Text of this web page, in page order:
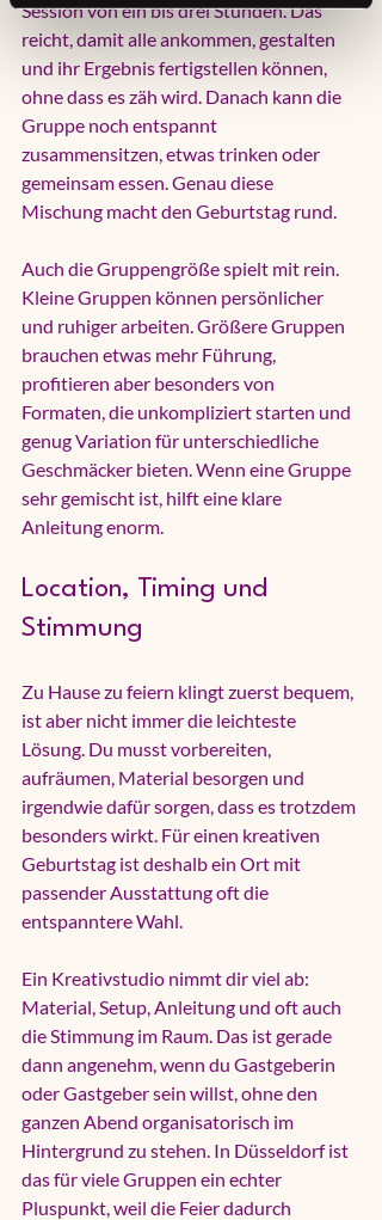
Session von ein bis drei Stunden. Das
reicht, damit alle ankommen, gestalten
und ihr Ergebnis fertigstellen können,
ohne dass es zäh wird. Danach kann die
Gruppe noch entspannt
zusammensitzen, etwas trinken oder
gemeinsam essen. Genau diese
Mischung macht den Geburtstag rund.
Auch die Gruppengröße spielt mit rein.
Kleine Gruppen können persönlicher
und ruhiger arbeiten. Größere Gruppen
brauchen etwas mehr Führung,
profitieren aber besonders von
Formaten, die unkompliziert starten und
genug Variation für unterschiedliche
Geschmäcker bieten. Wenn eine Gruppe
sehr gemischt ist, hilft eine klare
Anleitung enorm.
Location, Timing und
Stimmung
Zu Hause zu feiern klingt zuerst bequem,
ist aber nicht immer die leichteste
Lösung. Du musst vorbereiten,
aufräumen, Material besorgen und
irgendwie dafür sorgen, dass es trotzdem
besonders wirkt. Für einen kreativen
Geburtstag ist deshalb ein Ort mit
passender Ausstattung oft die
entspanntere Wahl.
Ein Kreativstudio nimmt dir viel ab:
Material, Setup, Anleitung und oft auch
die Stimmung im Raum. Das ist gerade
dann angenehm, wenn du Gastgeberin
oder Gastgeber sein willst, ohne den
ganzen Abend organisatorisch im
Hintergrund zu stehen. In Düsseldorf ist
das für viele Gruppen ein echter
Pluspunkt, weil die Feier dadurch